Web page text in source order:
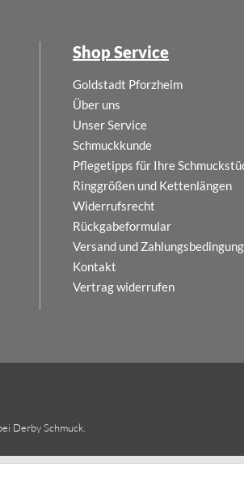
Shop Service
Goldstadt Pforzheim
Über uns
Unser Service
Schmuckkunde
Pflegetipps für Ihre
Ringgrößen und Kettenlängen
Widerrufsrecht
Rückgabeformular
Versand und
Kontakt
Vertrag widerrufen
Derby Schmuck.